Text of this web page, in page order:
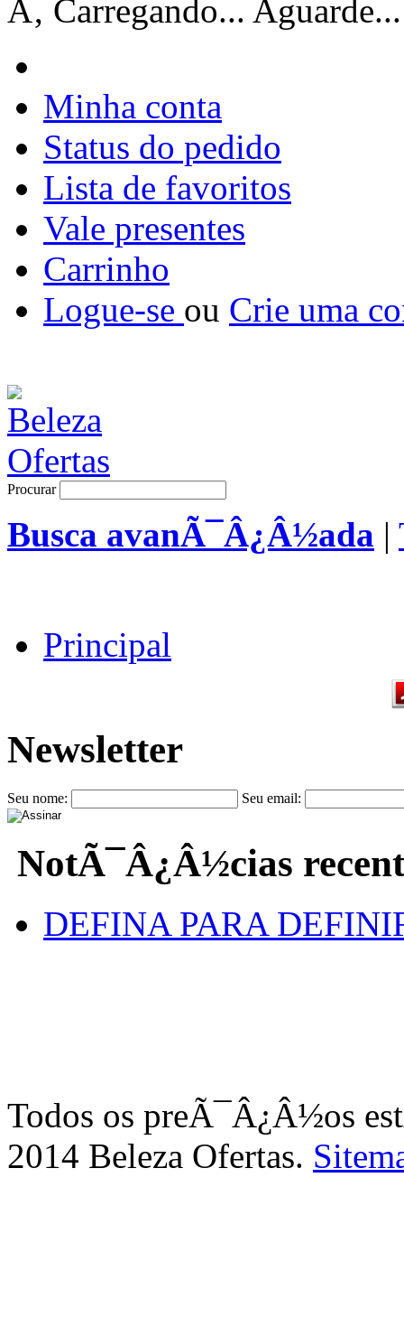
Ã‚ Carregando... Aguarde...
Minha conta
Status do pedido
Lista de favoritos
Vale presentes
Carrinho
Logue-se ou Crie uma
Procurar
Busca avanÃ¯Â¿Â½ada |
Principal
Newsletter
Seu nome: Seu email:
NotÃ¯Â¿Â½cias
DEFINA PARA
Todos os preÃ¯Â¿Â½os
2014 Beleza Ofertas.